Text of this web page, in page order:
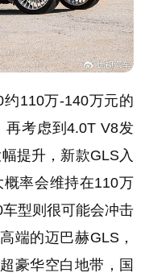
110万-140万元的
再考虑到4.0T V8发
提升，新款GLS入
率会维持在110万
型则很可能会冲击
端的迈巴赫GLS，
豪华空白地带，国